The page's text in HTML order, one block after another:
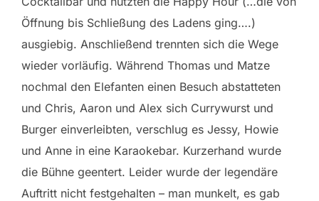
Öffnung bis Schließung des Ladens ging….)
ausgiebig. Anschließend trennten sich die Wege
wieder vorläufig. Während Thomas und Matze
nochmal den Elefanten einen Besuch abstatteten
und Chris, Aaron und Alex sich Currywurst und
Burger einverleibten, verschlug es Jessy, Howie
und Anne in eine Karaokebar. Kurzerhand wurde
die Bühne geentert. Leider wurde der legendäre
Auftritt nicht festgehalten – man munkelt, es gab